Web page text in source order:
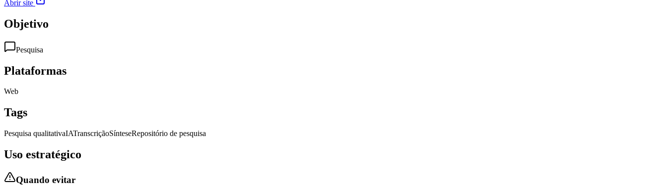
Abrir site
Objetivo
Pesquisa
Plataformas
Web
Tags
Pesquisa qualitativaIATranscriçãoSínteseRepositório de pesquisa
Uso estratégico
Quando evitar